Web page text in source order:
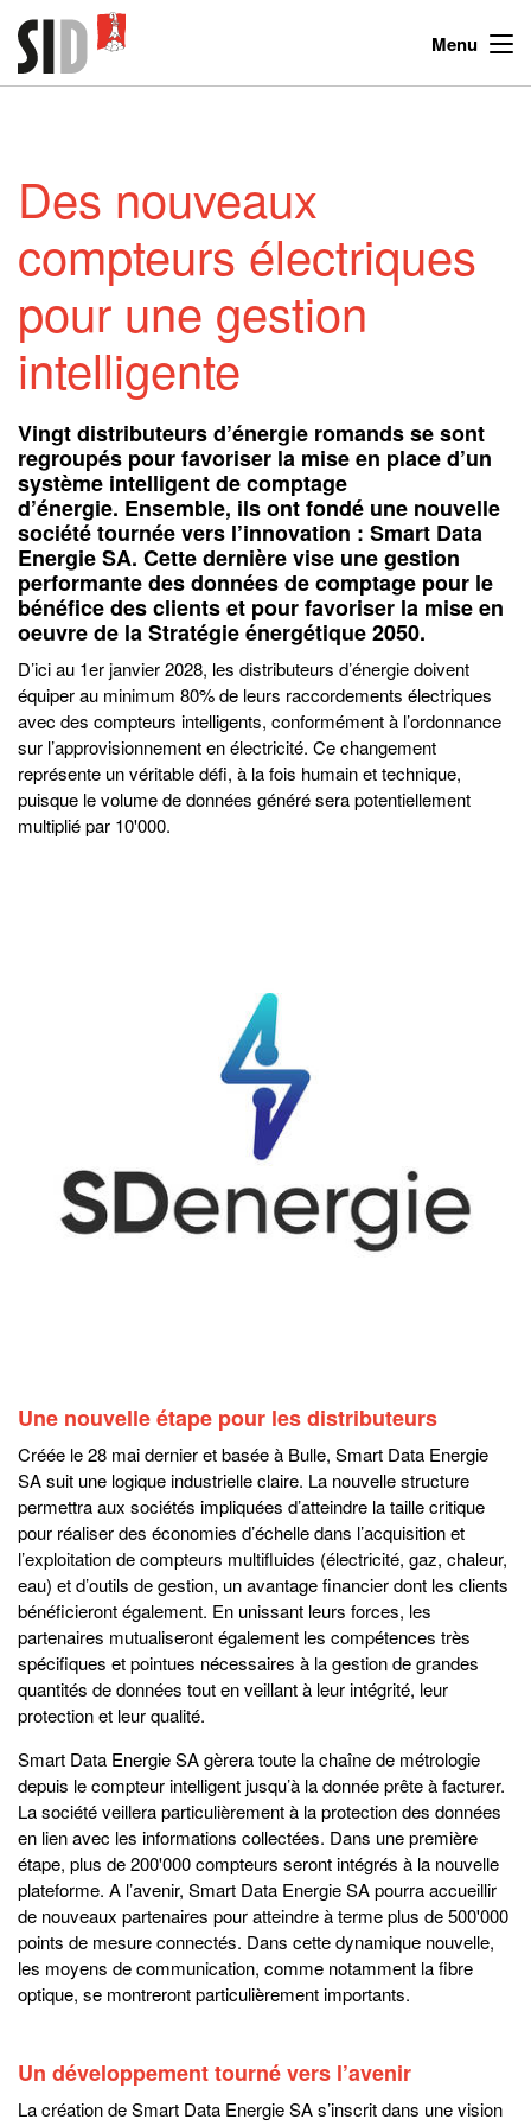
Menu
Des nouveaux
compteurs électriques
pour une gestion
intelligente
Vingt distributeurs d’énergie romands se sont
regroupés pour favoriser la mise en place d’un
système intelligent de comptage
d’énergie. Ensemble, ils ont fondé une nouvelle
société tournée vers l’innovation : Smart Data
Energie SA. Cette dernière vise une gestion
performante des données de comptage pour le
bénéfice des clients et pour favoriser la mise en
oeuvre de la Stratégie énergétique 2050.
D’ici au 1er janvier 2028, les distributeurs d’énergie doivent
équiper au minimum 80% de leurs raccordements électriques
avec des compteurs intelligents, conformément à l’ordonnance
sur l’approvisionnement en électricité. Ce changement
représente un véritable défi, à la fois humain et technique,
puisque le volume de données généré sera potentiellement
multiplié par 10'000.
Une nouvelle étape pour les distributeurs
Créée le 28 mai dernier et basée à Bulle, Smart Data Energie
SA suit une logique industrielle claire. La nouvelle structure
permettra aux sociétés impliquées d’atteindre la taille critique
pour réaliser des économies d’échelle dans l’acquisition et
l’exploitation de compteurs multifluides (électricité, gaz, chaleur,
eau) et d’outils de gestion, un avantage financier dont les clients
bénéficieront également. En unissant leurs forces, les
partenaires mutualiseront également les compétences très
spécifiques et pointues nécessaires à la gestion de grandes
quantités de données tout en veillant à leur intégrité, leur
protection et leur qualité.
Smart Data Energie SA gèrera toute la chaîne de métrologie
depuis le compteur intelligent jusqu’à la donnée prête à facturer.
La société veillera particulièrement à la protection des données
en lien avec les informations collectées. Dans une première
étape, plus de 200'000 compteurs seront intégrés à la nouvelle
plateforme. A l’avenir, Smart Data Energie SA pourra accueillir
de nouveaux partenaires pour atteindre à terme plus de 500'000
points de mesure connectés. Dans cette dynamique nouvelle,
les moyens de communication, comme notamment la fibre
optique, se montreront particulièrement importants.
Un développement tourné vers l’avenir
La création de Smart Data Energie SA s’inscrit dans une vision